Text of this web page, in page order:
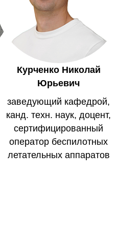
Курченко Николай
Юрьевич
заведующий кафедрой,
канд. техн. наук, доцент,
сертифицированный
оператор беспилотных
летательных аппаратов